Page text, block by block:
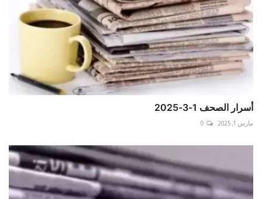
أسرار الصحف 1-3-2025
مارس 1, 2025 0